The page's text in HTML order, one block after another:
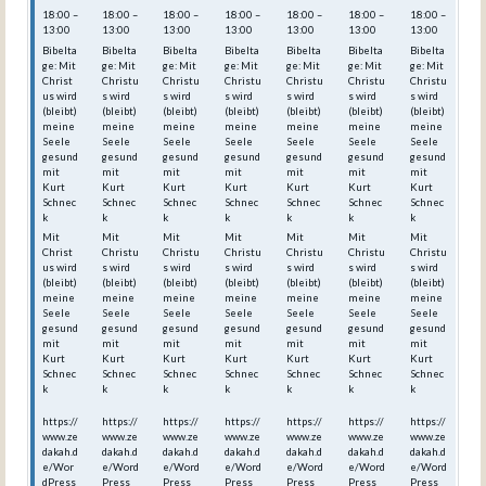
18:00 –
13:00
Bibelta
ge: Mit
Christ
us wird
(bleibt)
meine
Seele
gesund
mit
Kurt
Schnec
k
Mit
Christ
us wird
(bleibt)
meine
Seele
gesund
mit
Kurt
Schnec
k
https://
www.ze
dakah.d
e/Wor
dPress
18:00 –
13:00
Bibelta
ge: Mit
Christu
s wird
(bleibt)
meine
Seele
gesund
mit
Kurt
Schnec
k
Mit
Christu
s wird
(bleibt)
meine
Seele
gesund
mit
Kurt
Schnec
k
https://
www.ze
dakah.d
e/Word
Press_
18:00 –
13:00
Bibelta
ge: Mit
Christu
s wird
(bleibt)
meine
Seele
gesund
mit
Kurt
Schnec
k
Mit
Christu
s wird
(bleibt)
meine
Seele
gesund
mit
Kurt
Schnec
k
https://
www.ze
dakah.d
e/Word
Press_
18:00 –
13:00
Bibelta
ge: Mit
Christu
s wird
(bleibt)
meine
Seele
gesund
mit
Kurt
Schnec
k
Mit
Christu
s wird
(bleibt)
meine
Seele
gesund
mit
Kurt
Schnec
k
https://
www.ze
dakah.d
e/Word
Press_
18:00 –
13:00
Bibelta
ge: Mit
Christu
s wird
(bleibt)
meine
Seele
gesund
mit
Kurt
Schnec
k
Mit
Christu
s wird
(bleibt)
meine
Seele
gesund
mit
Kurt
Schnec
k
https://
www.ze
dakah.d
e/Word
Press_
18:00 –
13:00
Bibelta
ge: Mit
Christu
s wird
(bleibt)
meine
Seele
gesund
mit
Kurt
Schnec
k
Mit
Christu
s wird
(bleibt)
meine
Seele
gesund
mit
Kurt
Schnec
k
https://
www.ze
dakah.d
e/Word
Press_
18:00 –
13:00
Bibelta
ge: Mit
Christu
s wird
(bleibt)
meine
Seele
gesund
mit
Kurt
Schnec
k
Mit
Christu
s wird
(bleibt)
meine
Seele
gesund
mit
Kurt
Schnec
k
https://
www.ze
dakah.d
e/Word
Press_